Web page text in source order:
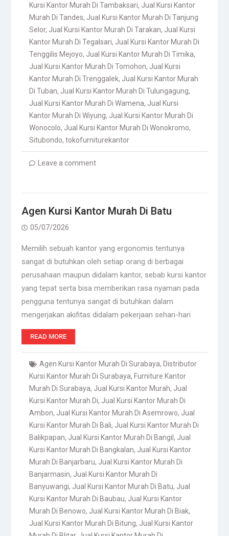
Kursi Kantor Murah Di Tambaksari, Jual Kursi Kantor
Murah Di Tandes, Jual Kursi Kantor Murah Di Tanjung
Selor, Jual Kursi Kantor Murah Di Tarakan, Jual Kursi
Kantor Murah Di Tegalsari, Jual Kursi Kantor Murah Di
Tenggilis Mejoyo, Jual Kursi Kantor Murah Di Timika,
Jual Kursi Kantor Murah Di Tomohon, Jual Kursi
Kantor Murah Di Trenggalek, Jual Kursi Kantor Murah
Di Tuban, Jual Kursi Kantor Murah Di Tulungagung,
Jual Kursi Kantor Murah Di Wamena, Jual Kursi
Kantor Murah Di Wiyung, Jual Kursi Kantor Murah Di
Wonocolo, Jual Kursi Kantor Murah Di Wonokromo,
Situbondo, tokofurniturekantor
Leave a comment
Agen Kursi Kantor Murah Di Batu
05/07/2026
Memilih sebuah kantor yang ergonomis tentunya
sangat di butuhkan oleh setiap orang di berbagai
perusahaan maupun didalam kantor, sebab kursi kantor
yang tepat serta bisa memberikan rasa nyaman pada
pengguna tentunya sangat di butuhkan dalam
mengerjakan akifitas didalam pekerjaan sehari-hari
READ MORE
Agen Kursi Kantor Murah Di Surabaya, Distributor
Kursi Kantor Murah Di Surabaya, Furniture Kantor
Murah Di Surabaya, Jual Kursi Kantor Murah, Jual
Kursi Kantor Murah Di, Jual Kursi Kantor Murah Di
Ambon, Jual Kursi Kantor Murah Di Asemrowo, Jual
Kursi Kantor Murah Di Bali, Jual Kursi Kantor Murah Di
Balikpapan, Jual Kursi Kantor Murah Di Bangil , Jual
Kursi Kantor Murah Di Bangkalan, Jual Kursi Kantor
Murah Di Banjarbaru, Jual Kursi Kantor Murah Di
Banjarmasin, Jual Kursi Kantor Murah Di
Banyuwangi, Jual Kursi Kantor Murah Di Batu, Jual
Kursi Kantor Murah Di Baubau, Jual Kursi Kantor
Murah Di Benowo, Jual Kursi Kantor Murah Di Biak,
Jual Kursi Kantor Murah Di Bitung, Jual Kursi Kantor